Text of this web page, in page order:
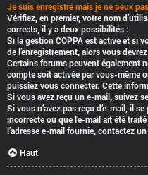
Je suis enregistré mais je ne peux
Vérifiez, en premier, votre nom
corrects, il y a deux possibilités :
Si la gestion COPPA est active et si
de l’enregistrement, alors vous
Certains forums peuvent également
compte soit activée par vous-même
puissiez vous connecter. Cette
Si vous avez reçu un e-mail, suivez
Si vous n’avez pas reçu d’e-mail, il
incorrecte ou que l’e-mail ait été
l’adresse e-mail fournie, contactez
Haut